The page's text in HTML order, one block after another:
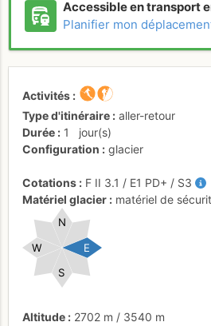
Accessible en transport
Planifier mon
Activités
Type d'itinéraire
aller-retour
Durée
1
jour(s)
Configuration
glacier
Cotations F II 3.1 / E1 PD+ / S3
Matériel glacier
matériel de
E
W
S
N
Altitude 2702 m / 3540 m